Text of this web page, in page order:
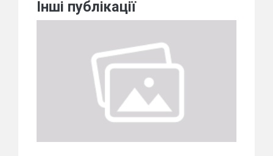
Інші публікації